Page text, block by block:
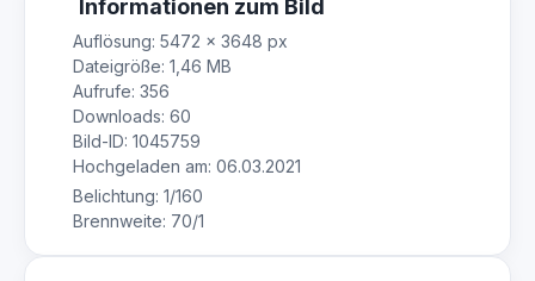
Informationen zum Bild
Auflösung: 5472 × 3648 px
Dateigröße: 1,46 MB
Aufrufe: 356
Downloads: 60
Bild-ID: 1045759
Hochgeladen am: 06.03.2021
Belichtung: 1/160
Brennweite: 70/1